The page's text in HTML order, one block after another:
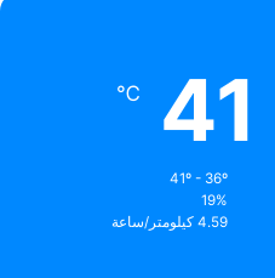
41
℃
19%
4.59 كيلومتر/ساعة